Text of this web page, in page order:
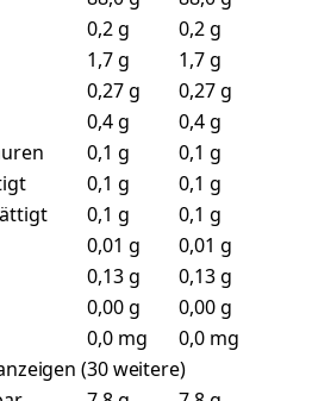
0,2 g
0,2 g
1,7 g
1,7 g
0,27 g
0,27 g
0,4 g
0,4 g
0,1 g
0,1 g
0,1 g
0,1 g
0,1 g
0,1 g
0,01 g
0,01 g
0,13 g
0,13 g
0,00 g
0,00 g
0,0 mg
0,0 mg
(30 weitere)